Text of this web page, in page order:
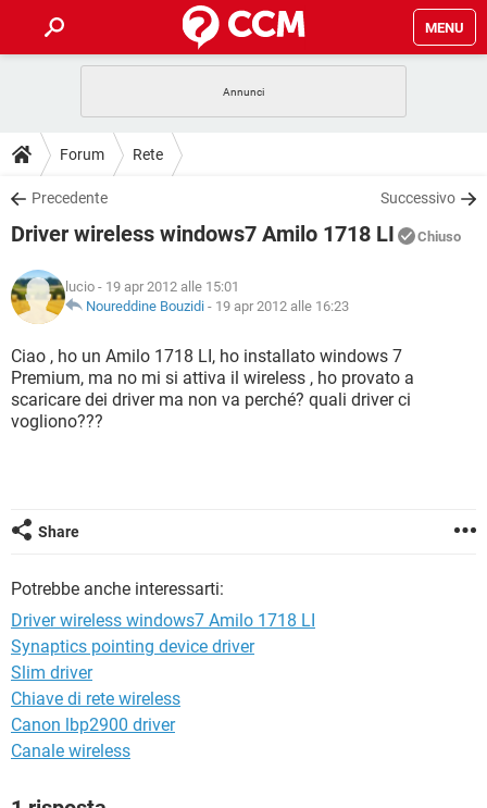
MENU
INTRATTENIMENTO
iOS
INSTAGRAM WHATSAPP
TIKTOK
HARDWARE
GUIDE
COVID-19
INSTAGRAM
TIKTOK
HARDWARE
DOWNLOAD
COVID-19 GAMING
INTRATTENIMENTO
iOS WINDOWS 10
INSTAGRAM WHATSAPP
TIKTOK FACEBOOK
HARDWARE
COVID-19
INTRATTENIMENTO
iOS WINDOWS 10
INSTAGRAM WHATSAPP
GLOSSARIO
COVID-19 GAMING
INTRATTENIMENTO ANDROID
iOS
HARDWARE
Forum Rete
Precedente Successivo
Driver wireless windows7 Amilo 1718 LI Chiuso
lucio - 19 apr 2012 alle 15:01
Noureddine Bouzidi - 19 apr 2012 alle 16:23
Ciao , ho un Amilo 1718 LI, ho installato windows 7
Premium, ma no mi si attiva il wireless , ho provato a
scaricare dei driver ma non va perché? quali driver ci
vogliono???
Share
Potrebbe anche interessarti:
Driver wireless windows7 Amilo 1718 LI
Synaptics pointing device driver
Slim driver
Chiave di rete wireless
Canon lbp2900 driver
Canale wireless